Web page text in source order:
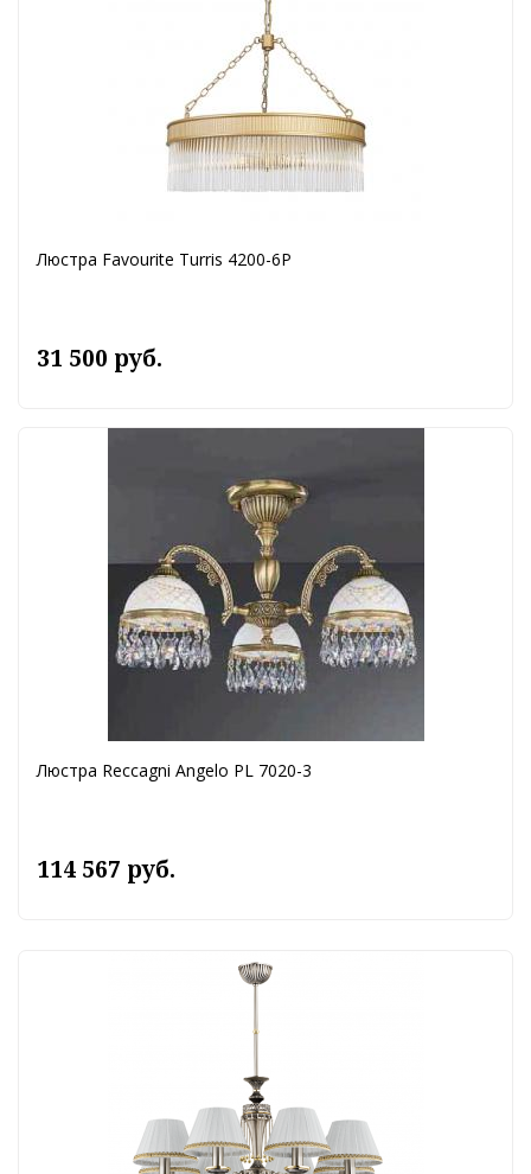
Люстра Favourite Turris 4200-6P
31 500 руб.
Люстра Reccagni Angelo PL 7020-3
114 567 руб.